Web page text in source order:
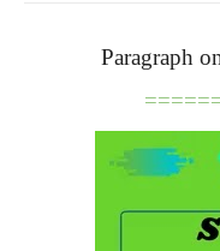
Paragraph